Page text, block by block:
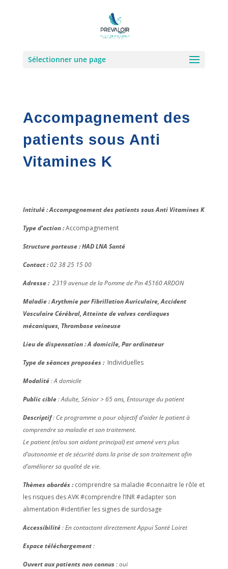
Sélectionner une page
Accompagnement des
patients sous Anti
Vitamines K
Intitulé : Accompagnement des patients sous Anti Vitamines K
Type d’action :Accompagnement
Structure porteuse : HAD LNA Santé
Contact :02 38 25 15 00
Adresse : 2319 avenue de la Pomme de Pin 45160 ARDON
Maladie : Arythmie par Fibrillation Auriculaire, Accident
Vasculaire Cérébral, Atteinte de valves cardiaques
mécaniques, Thrombose veineuse
Lieu de dispensation : A domicile, Par ordinateur
Type de séances proposées : Individuelles
Modalité: A domicile
Public cible: Adulte, Sénior > 65 ans, Entourage du patient
Descriptif: Ce programme a pour objectif d’aider le patient à
comprendre sa maladie et son traitement.
Le patient (et/ou son aidant principal) est amené vers plus
d’autonomie et de sécurité dans la prise de son traitement afin
d’améliorer sa qualité de vie.
Thèmes abordés :comprendre sa maladie #connaitre le rôle et
les risques des AVK #comprendre l’INR #adapter son
alimentation #identifier les signes de surdosage
Accessibilité: En contactant directement Appui Santé Loiret
Espace téléchargement:
Ouvert aux patients non connus: oui